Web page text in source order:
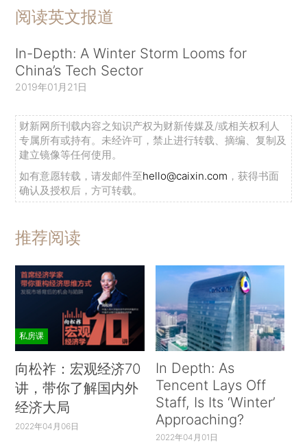
阅读英文报道
In-Depth: A Winter Storm Looms for
China’s Tech Sector
2019年01月21日
财新网所刊载内容之知识产权为财新传媒及/或相关权利人
专属所有或持有。未经许可，禁止进行转载、摘编、复制及
建立镜像等任何使用。
如有意愿转载，请发邮件至hello@caixin.com ，获得书面
确认及授权后，方可转载。
推荐阅读
私房课
向松祚：宏观经济70
讲，带你了解国内外
经济大局
2022年04月06日
In Depth: As
Tencent Lays Off
Staff, Is Its ‘Winter’
Approaching?
2022年04月01日